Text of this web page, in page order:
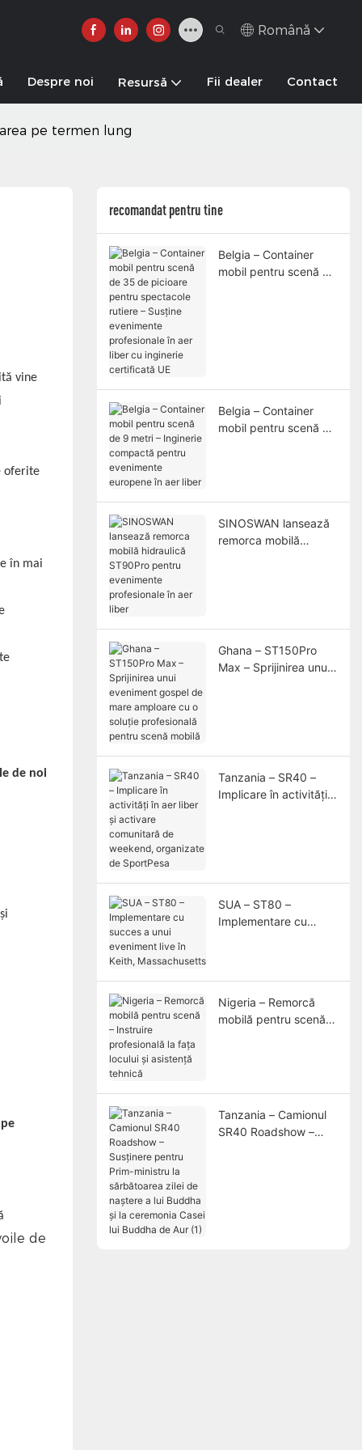
Română
Despre noi Resursă Fii dealer Contact
pe termen lung
vine
oferite
în mai
de noi
pe
de
recomandat pentru tine
Belgia – Container
mobil pentru scenă de
Belgia – Container
mobil pentru scenă de
SINOSWAN lansează
remorca mobilă
Ghana – ST150Pro
Max – Sprijinirea unui
Tanzania – SR40 –
Implicare în activități
SUA – ST80 –
Implementare cu
Nigeria – Remorcă
mobilă pentru scenă –
Tanzania – Camionul
SR40 Roadshow –